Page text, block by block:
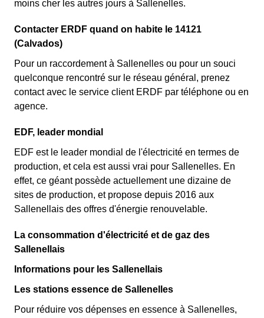
moins cher les autres jours à Sallenelles.
Contacter ERDF quand on habite le 14121
(Calvados)
Pour un raccordement à Sallenelles ou pour un souci
quelconque rencontré sur le réseau général, prenez
contact avec le service client ERDF par téléphone ou en
agence.
EDF, leader mondial
EDF est le leader mondial de l'électricité en termes de
production, et cela est aussi vrai pour Sallenelles. En
effet, ce géant possède actuellement une dizaine de
sites de production, et propose depuis 2016 aux
Sallenellais des offres d'énergie renouvelable.
La consommation d'électricité et de gaz des
Sallenellais
Informations pour les Sallenellais
Les stations essence de Sallenelles
Pour réduire vos dépenses en essence à Sallenelles,